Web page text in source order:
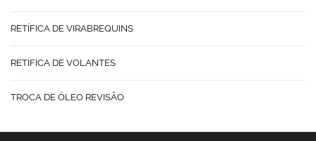
RETÍFICA DE VIRABREQUINS
RETÍFICA DE VOLANTES
TROCA DE ÓLEO REVISÃO